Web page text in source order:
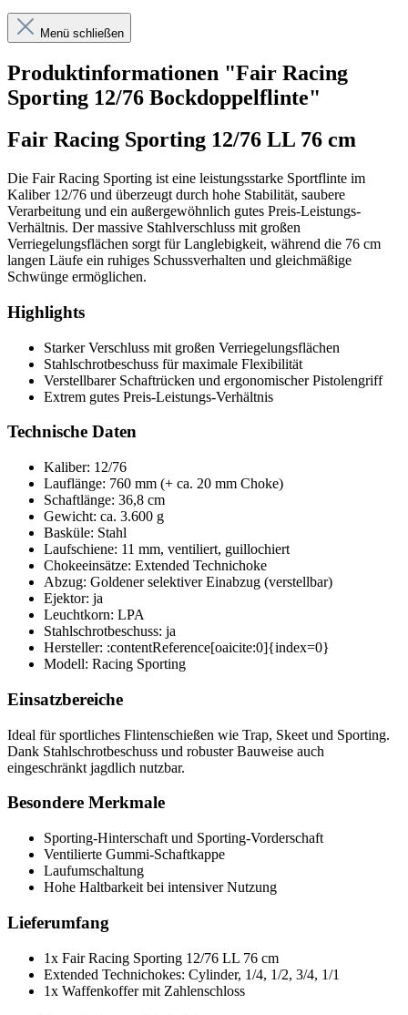
Menü schließen
Produktinformationen "Fair Racing
Sporting 12/76 Bockdoppelflinte"
Fair Racing Sporting 12/76 LL 76 cm
Die Fair Racing Sporting ist eine leistungsstarke Sportflinte im
Kaliber 12/76 und überzeugt durch hohe Stabilität, saubere
Verarbeitung und ein außergewöhnlich gutes Preis-Leistungs-
Verhältnis. Der massive Stahlverschluss mit großen
Verriegelungsflächen sorgt für Langlebigkeit, während die 76 cm
langen Läufe ein ruhiges Schussverhalten und gleichmäßige
Schwünge ermöglichen.
Highlights
Starker Verschluss mit großen Verriegelungsflächen
Stahlschrotbeschuss für maximale Flexibilität
Verstellbarer Schaftrücken und ergonomischer Pistolengriff
Extrem gutes Preis-Leistungs-Verhältnis
Technische Daten
Kaliber: 12/76
Lauflänge: 760 mm (+ ca. 20 mm Choke)
Schaftlänge: 36,8 cm
Gewicht: ca. 3.600 g
Basküle: Stahl
Laufschiene: 11 mm, ventiliert, guillochiert
Chokeeinsätze: Extended Technichoke
Abzug: Goldener selektiver Einabzug (verstellbar)
Ejektor: ja
Leuchtkorn: LPA
Stahlschrotbeschuss: ja
Hersteller: :contentReference[oaicite:0]{index=0}
Modell: Racing Sporting
Einsatzbereiche
Ideal für sportliches Flintenschießen wie Trap, Skeet und Sporting.
Dank Stahlschrotbeschuss und robuster Bauweise auch
eingeschränkt jagdlich nutzbar.
Besondere Merkmale
Sporting-Hinterschaft und Sporting-Vorderschaft
Ventilierte Gummi-Schaftkappe
Laufumschaltung
Hohe Haltbarkeit bei intensiver Nutzung
Lieferumfang
1x Fair Racing Sporting 12/76 LL 76 cm
Extended Technichokes: Cylinder, 1/4, 1/2, 3/4, 1/1
1x Waffenkoffer mit Zahlenschloss